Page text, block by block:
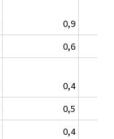
0,9
0,6
0,4
0,5
0,4